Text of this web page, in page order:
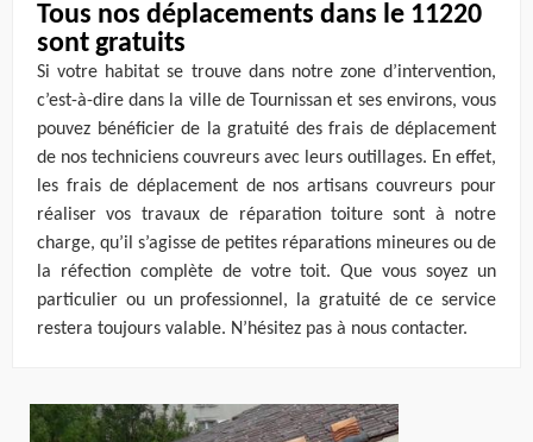
Tous nos déplacements dans le 11220
sont gratuits
Si votre habitat se trouve dans notre zone d’intervention,
c’est-à-dire dans la ville de Tournissan et ses environs, vous
pouvez bénéficier de la gratuité des frais de déplacement
de nos techniciens couvreurs avec leurs outillages. En effet,
les frais de déplacement de nos artisans couvreurs pour
réaliser vos travaux de réparation toiture sont à notre
charge, qu’il s’agisse de petites réparations mineures ou de
la réfection complète de votre toit. Que vous soyez un
particulier ou un professionnel, la gratuité de ce service
restera toujours valable. N’hésitez pas à nous contacter.